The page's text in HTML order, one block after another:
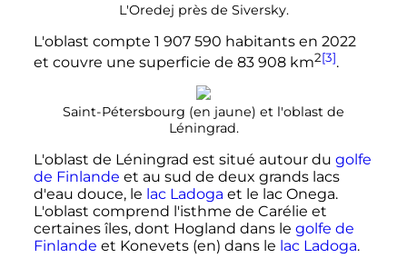
L'Oredej près de Siversky.
L'oblast compte 1 907 590 habitantsen 2022
et couvre une superficie de 83 908 km2[3].
Saint-Pétersbourg (en jaune) et l'oblast de
Léningrad.
L'oblast de Léningrad est situé autour du golfe
de Finlande et au sud de deux grands lacs
d'eau douce, le lac Ladoga et le lac Onega.
L'oblast comprend l'isthme de Carélie et
certaines îles, dont Hogland dans le golfe de
Finlande et Konevets (en) dans le lac Ladoga.